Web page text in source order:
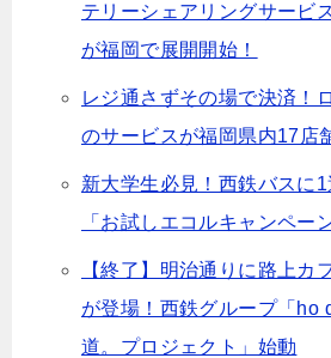
テリーシェアリングサービ
が福岡で展開開始！
レジ通さずその場で決済！
のサービスが福岡県内17店
新大学生必見！西鉄バスに
「お試しエコルキャンペー
【終了】明治通りに路上カ
が登場！西鉄グループ「ho
道。プロジェクト」始動